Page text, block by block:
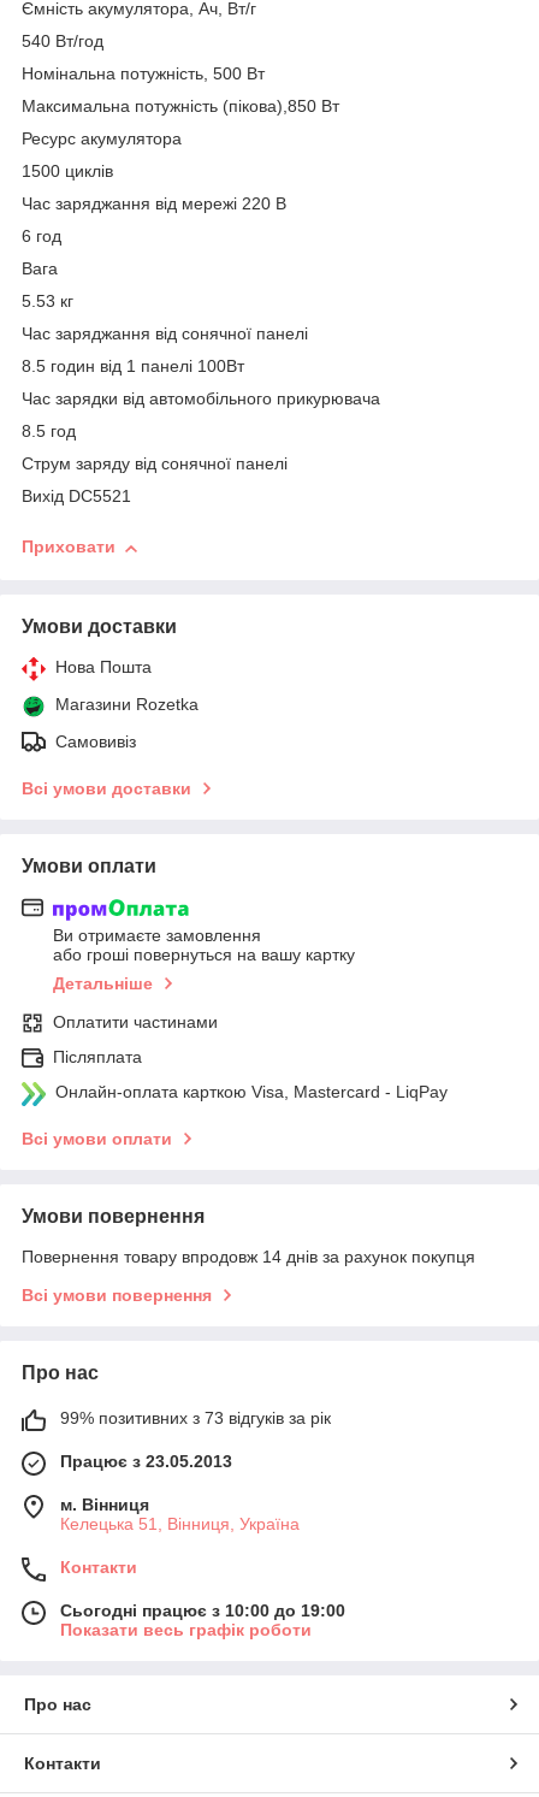
Ємність акумулятора, Ач, Вт/г
540 Вт/год
Номінальна потужність, 500 Вт
Максимальна потужність (пiкова),850 Вт
Ресурс акумулятора
1500 циклів
Час заряджання від мережі 220 В
6 год
Вага
5.53 кг
Час заряджання від сонячної панелі
8.5 годин від 1 панелі 100Вт
Час зарядки від автомобільного прикурювача
8.5 год
Струм заряду від сонячної панелі
Вихід DC5521
Приховати
Умови доставки
Нова Пошта
Магазини Rozetka
Самовивіз
Всі умови доставки
Умови оплати
Ви отримаєте замовлення
або гроші повернуться на вашу картку
Детальніше
Оплатити частинами
Післяплата
Онлайн-оплата карткою Visa, Mastercard - LiqPay
Всі умови оплати
Умови повернення
Повернення товару впродовж 14 днів за рахунок покупця
Всі умови повернення
Про нас
99% позитивних з 73 відгуків за рік
Працює з 23.05.2013
м. Вінниця
Келецька 51, Вінниця, Україна
Контакти
Сьогодні працює з 10:00 до 19:00
Показати весь графік роботи
Про нас
Контакти